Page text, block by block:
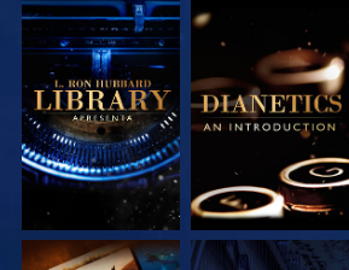
EXPLORE A SÉRIE EXPLORE A SÉRIE